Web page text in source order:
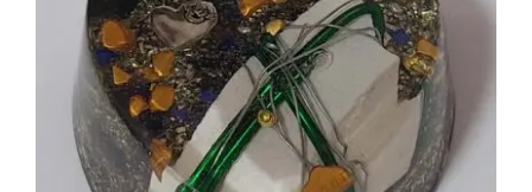
Calaveras
Electronites Especiales 2.0 y Cloudbuster
Más sobre Radiación EMF